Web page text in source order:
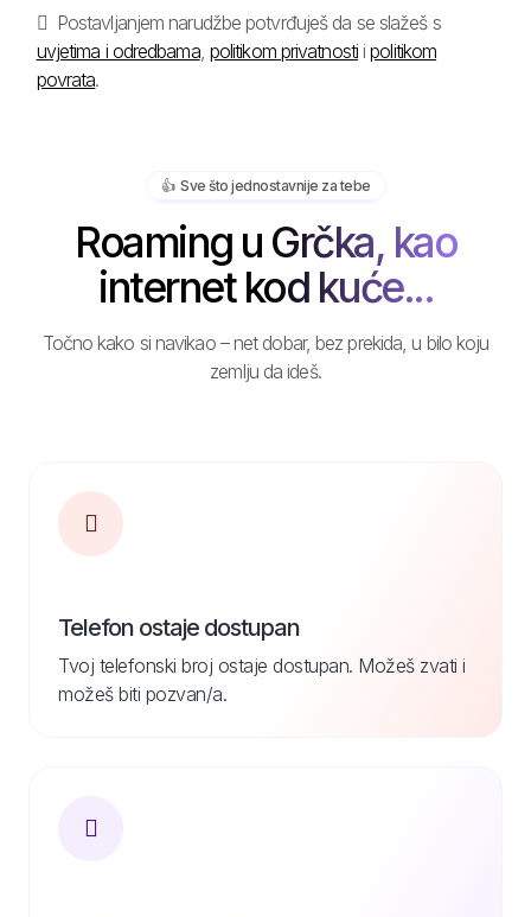
Postavljanjem narudžbe potvrđuješ da se slažeš s
uvjetima i odredbama, politikom privatnostiipolitikom
povrata.
👍️ Sve što jednostavnije za tebe
Roaming u Grčka, kao
internet kod kuće...
Točno kako si navikao – net dobar, bez prekida, u bilo koju
zemlju da ideš.
Telefon ostaje dostupan
Tvoj telefonski broj ostaje dostupan. Možeš zvati i
možeš biti pozvan/a.